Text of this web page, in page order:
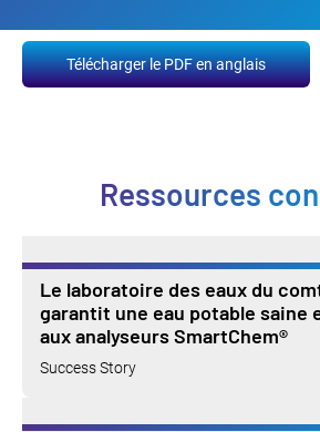
Télécharger le PDF en anglais
Ressources
Le laboratoire des eaux du
garantit une eau potable saine
aux analyseurs SmartChem®
Success Story